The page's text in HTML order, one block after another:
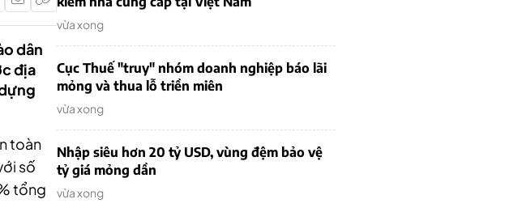
dân
địa
toàn
số
tổng
vừa xong
Cục Thuế "truy" nhóm doanh nghiệp báo lãi
mỏng và thua lỗ triền miên
vừa xong
Nhập siêu hơn 20 tỷ USD, vùng đệm bảo vệ
tỷ giá mỏng dần
vừa xong